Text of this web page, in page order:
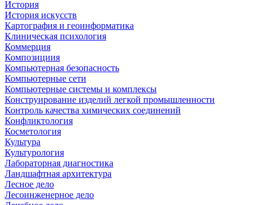
История
История искусств
Картография и геоинформатика
Клиническая психология
Коммерция
Композициия
Компьютерная безопасность
Компьютерные сети
Компьютерные системы и комплексы
Конструирование изделий легкой промышленности
Контроль качества химических соединений
Конфликтология
Косметология
Культура
Культурология
Лабораторная диагностика
Ландшафтная архитектура
Лесное дело
Лесоинженерное дело